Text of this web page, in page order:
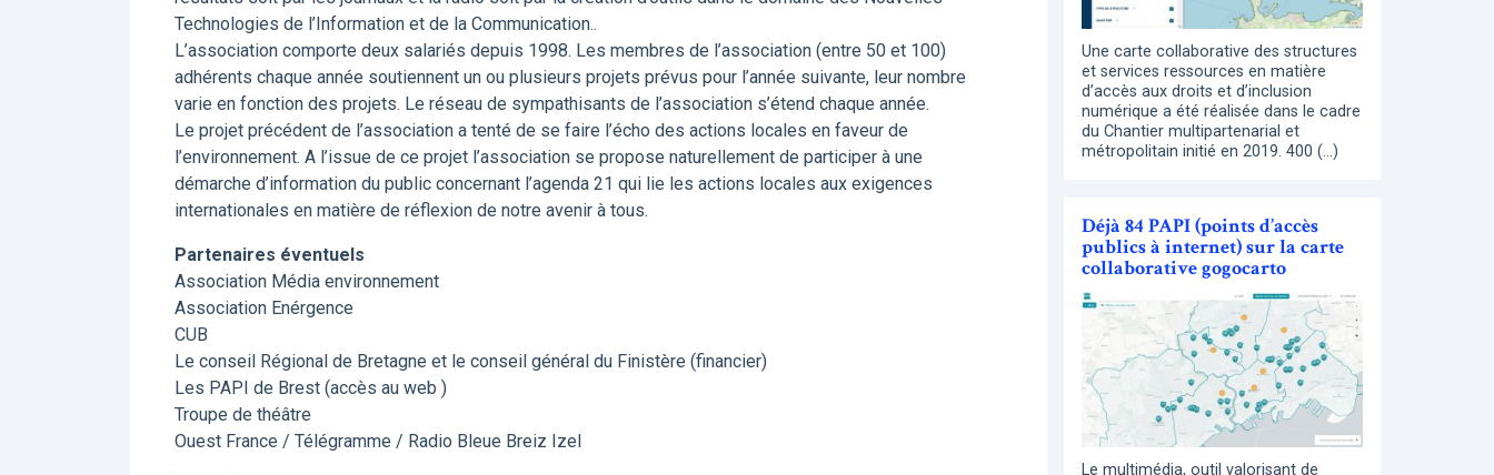
Technologies de l’Information et de la Communication..
L’association comporte deux salariés depuis 1998. Les membres de l’association (entre 50 et 100)
adhérents chaque année soutiennent un ou plusieurs projets prévus pour l’année suivante, leur nombre
varie en fonction des projets. Le réseau de sympathisants de l’association s’étend chaque année.
Le projet précédent de l’association a tenté de se faire l’écho des actions locales en faveur de
l’environnement. A l’issue de ce projet l’association se propose naturellement de participer à une
démarche d’information du public concernant l’agenda 21 qui lie les actions locales aux exigences
internationales en matière de réflexion de notre avenir à tous.
Partenaires éventuels
Association Média environnement
Association Enérgence
CUB
Le conseil Régional de Bretagne et le conseil général du Finistère (financier)
Les PAPI de Brest (accès au web )
Troupe de théâtre
Ouest France / Télégramme / Radio Bleue Breiz Izel
Une carte collaborative des structures
et services ressources en matière
d’accès aux droits et d’inclusion
numérique a été réalisée dans le cadre
du Chantier multipartenarial et
métropolitain initié en 2019. 400 (…)
Déjà 84 PAPI (points d’accès
publics à internet) sur la carte
collaborative gogocarto
Le multimédia, outil valorisant de